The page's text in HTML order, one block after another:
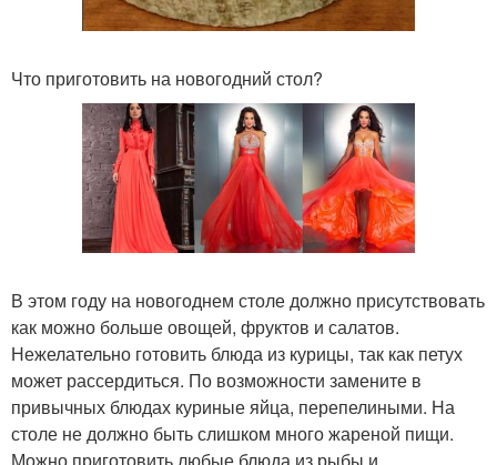
Что приготовить на новогодний стол?
В этом году на новогоднем столе должно присутствовать
как можно больше овощей, фруктов и салатов.
Нежелательно готовить блюда из курицы, так как петух
может рассердиться. По возможности замените в
привычных блюдах куриные яйца, перепелиными. На
столе не должно быть слишком много жареной пищи.
Можно приготовить любые блюда из рыбы и